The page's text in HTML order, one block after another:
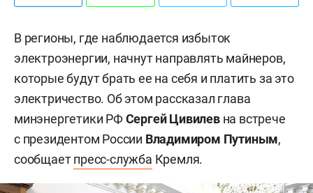
В регионы, где наблюдается избыток
электроэнергии, начнут направлять майнеров,
которые будут брать ее на себя и платить за это
электричество. Об этом рассказал глава
минэнергетики РФСергей Цивилевна встрече
с президентом России Владимиром Путиным,
сообщаетпресс-служба Кремля.